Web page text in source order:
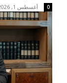
أغسطس 1, 2026 0